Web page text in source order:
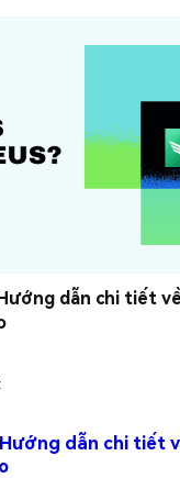
dẫn chi tiết
dẫn chi tiết